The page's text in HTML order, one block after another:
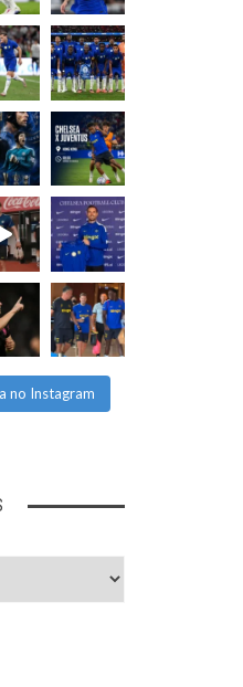
no Instagram